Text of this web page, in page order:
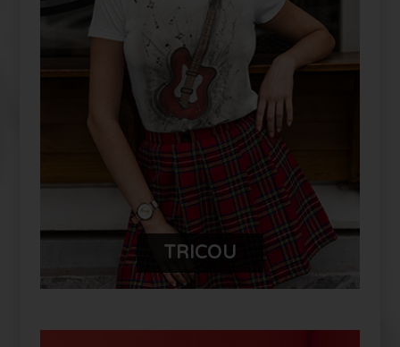
PERSONALIZEAZĂ-ȚI PRODUSUL
TĂU FUYOR
TRICOU